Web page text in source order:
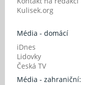
Kulisek.org
Média - domácí
iDnes
Lidovky
Česká TV
Média - zahraniční: